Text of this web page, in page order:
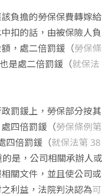
負擔的勞保保費轉嫁給
扣的話，由被保險人負
，處二倍罰鍰（勞保條
是處二倍罰鍰（就保法
罰鍰上，勞保部分按其
四倍罰鍰（勞保條例第
四倍罰鍰（就保法第 38
是，公司相關承辦人或
關文件，並且使公司或
利益，法院判決認為可